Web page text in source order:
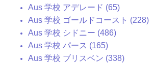
Aus 学校 アデレード (65)
Aus 学校 ゴールドコースト (228)
Aus 学校 シドニー (486)
Aus 学校 パース (165)
Aus 学校 ブリスベン (338)